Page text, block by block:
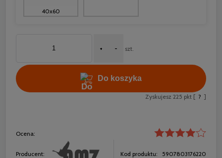
40x60
+ - szt.
Do koszyka
Zyskujesz 225 pkt [ ? ]
Ocena:
Producent: Kod produktu: 5907803176220